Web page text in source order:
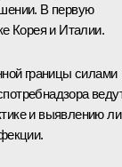
В первую
Корея и Италии.
границы силами
и выявлению